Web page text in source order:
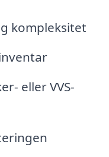
kompleksitet
eller VVS-